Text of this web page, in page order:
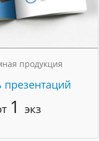
продукция
презентаций
1 экз